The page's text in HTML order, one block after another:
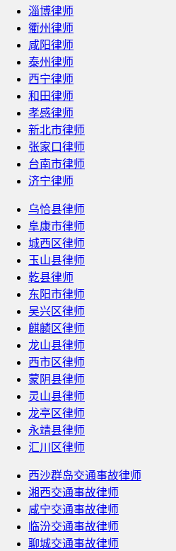
淄博律师
衢州律师
咸阳律师
泰州律师
西宁律师
和田律师
孝感律师
新北市律师
张家口律师
台南市律师
济宁律师
乌恰县律师
阜康市律师
城西区律师
玉山县律师
乾县律师
东阳市律师
吴兴区律师
麒麟区律师
龙山县律师
西市区律师
蒙阴县律师
灵山县律师
龙亭区律师
永靖县律师
汇川区律师
西沙群岛交通事故律师
湘西交通事故律师
咸宁交通事故律师
临汾交通事故律师
聊城交通事故律师